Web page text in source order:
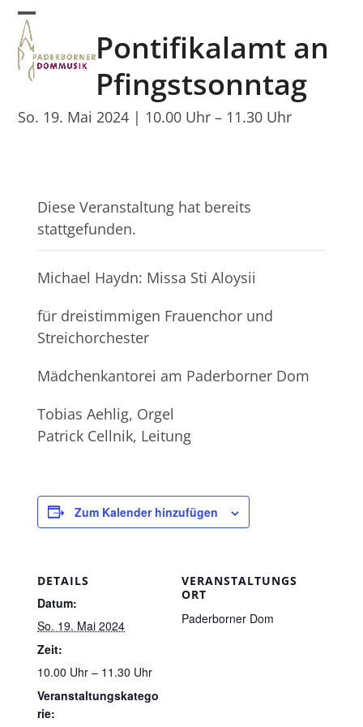
Skip
content
Open
mobile
menu
Close
mobile
menu
Pontifikalamt an
Pfingstsonntag
So. 19. Mai 2024 | 10.00 Uhr – 11.30 Uhr
Diese Veranstaltung hat bereits
stattgefunden.
Michael Haydn: Missa Sti Aloysii
für dreistimmigen Frauenchor und
Streichorchester
Mädchenkantorei am Paderborner Dom
Tobias Aehlig, Orgel
Patrick Cellnik, Leitung
Zum Kalender hinzufügen
DETAILS
Datum:
So. 19. Mai 2024
Zeit:
10.00 Uhr – 11.30 Uhr
Veranstaltungskatego
rie:
VERANSTALTUNGS
ORT
Paderborner Dom